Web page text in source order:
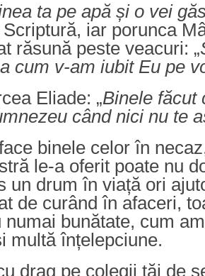
ta pe apă și o vei
iar porunca
răsună peste veacuri: „
cum v-am iubit Eu pe
Eliade: „Binele făcut
când nici nu te
binele celor în
le-a oferit poate nu
un drum în viață ori
de curând în afaceri,
numai bunătate, cum
multă înțelepciune.
drag pe colegii tăi de